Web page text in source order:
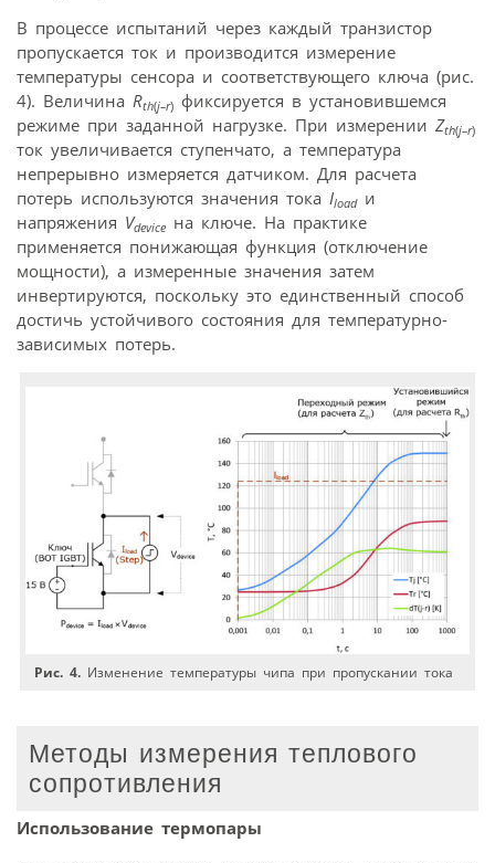
В процессе испытаний через каждый транзистор
пропускается ток и производится измерение
температуры сенсора и соответствующего ключа (рис.
4). Величина Rth(j–r) фиксируется в установившемся
режиме при заданной нагрузке. При измерении Zth(j–r)
ток увеличивается ступенчато, а температура
непрерывно измеряется датчиком. Для расчета
потерь используются значения тока Iloadи
напряжения Vdevice на ключе. На практике
применяется понижающая функция (отключение
мощности), а измеренные значения затем
инвертируются, поскольку это единственный способ
достичь устойчивого состояния для температурно-
зависимых потерь.
Рис. 4. Изменение температуры чипа при пропускании тока
Методы измерения теплового
сопротивления
Использование термопары